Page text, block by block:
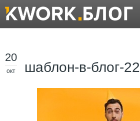
20
окт шаблон-в-блог-22